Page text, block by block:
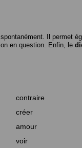
Il permet
en question. Enfin, le
contraire
créer
amour
voir